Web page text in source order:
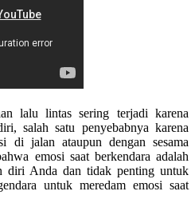
lalu lintas sering terjadi karena
salah satu penyebabnya karena
di jalan ataupun dengan sesama
emosi saat berkendara adalah
diri Anda dan tidak penting untuk
untuk meredam emosi saat